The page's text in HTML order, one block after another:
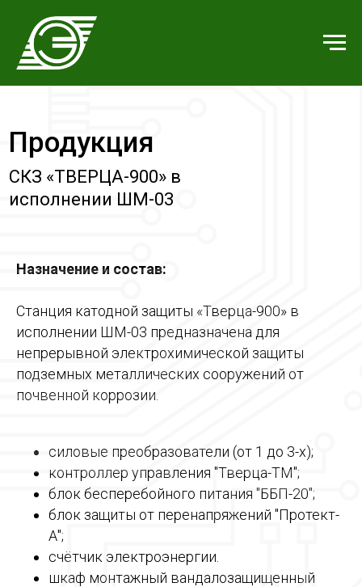
Продукция
СКЗ «ТВЕРЦА-900» в
исполнении ШМ-03
Назначение и состав:
Станция катодной защиты «Тверца-900» в
исполнении ШМ-03 предназначена для
непрерывной электрохимической защиты
подземных металлических сооружений от
почвенной коррозии.
силовые преобразователи (от 1 до 3-х);
контроллер управления "Тверца-ТМ";
блок бесперебойного питания "ББП-20";
блок защиты от перенапряжений "Протект-
А";
счётчик электроэнергии.
шкаф монтажный вандалозащищенный